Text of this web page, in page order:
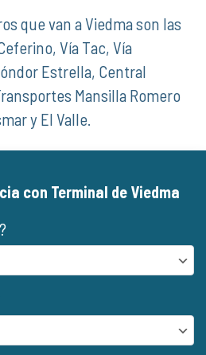
que van a Viedma son las
Vía Tac, Vía
Estrella, Central
Mansilla Romero
y El Valle.
con Terminal de Viedma